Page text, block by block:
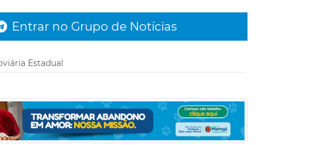
Entrar no Grupo de Notícias
Estadual